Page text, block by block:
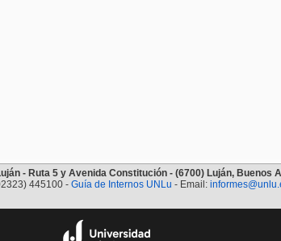
- Ruta 5 y Avenida Constitución - (6700) Luján, Buenos
445100 - Guía de Internos UNLu - Email: